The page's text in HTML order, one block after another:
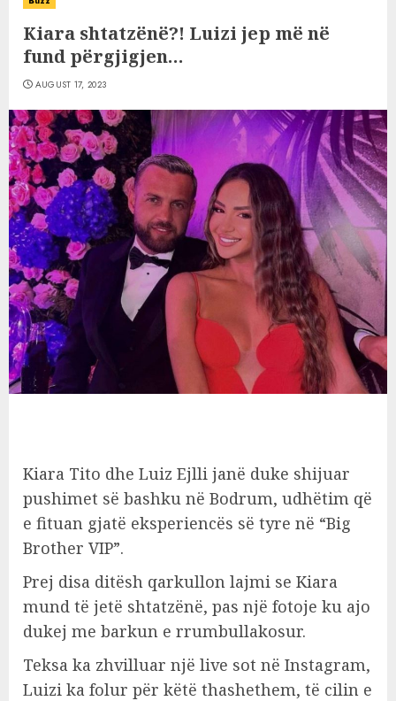
Kiara shtatzënë?! Luizi jep më në
fund përgjigjen…
AUGUST 17, 2023
Kiara Tito dhe Luiz Ejlli janë duke shijuar
pushimet së bashku në Bodrum, udhëtim që
e fituan gjatë eksperiencës së tyre në “Big
Brother VIP”.
Prej disa ditësh qarkullon lajmi se Kiara
mund të jetë shtatzënë, pas një fotoje ku ajo
dukej me barkun e rrumbullakosur.
Teksa ka zhvilluar një live sot në Instagram,
Luizi ka folur për këtë thashethem, të cilin e